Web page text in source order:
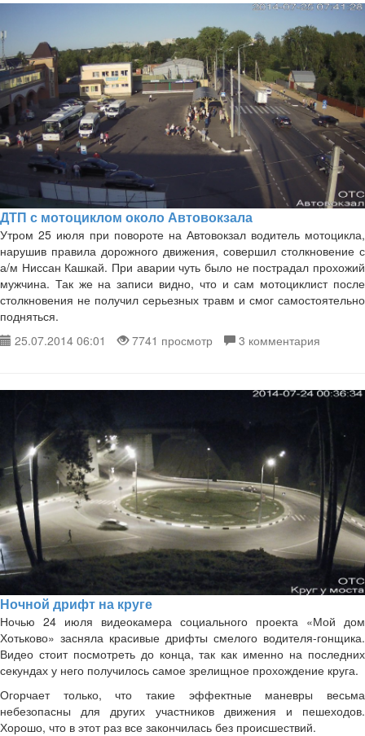
ДТП с мотоциклом около Автовокзала
Утром 25 июля при повороте на Автовокзал водитель мотоцикла,
нарушив правила дорожного движения, совершил столкновение с
а/м Ниссан Кашкай. При аварии чуть было не пострадал прохожий
мужчина. Так же на записи видно, что и сам мотоциклист после
столкновения не получил серьезных травм и смог самостоятельно
подняться.
25.07.2014 06:01
7741 просмотр 3 комментария
Ночной дрифт на круге
Ночью 24 июля видеокамера социального проекта «Мой дом
Хотьково» засняла красивые дрифты смелого водителя-гонщика.
Видео стоит посмотреть до конца, так как именно на последних
секундах у него получилось самое зрелищное прохождение круга.
Огорчает только, что такие эффектные маневры весьма
небезопасны для других участников движения и пешеходов.
Хорошо, что в этот раз все закончилась без происшествий.